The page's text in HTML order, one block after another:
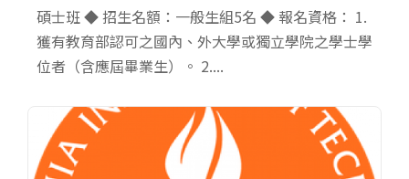
碩士班 ◆ 招生名額：一般生組5名 ◆ 報名資格： 1.
獲有教育部認可之國內、外大學或獨立學院之學士學
位者（含應屆畢業生）。 2....